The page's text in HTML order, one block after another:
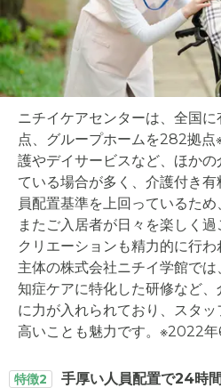
ニチイケアセンターは、全国
点、グループホームを282拠点
護やデイサービスなど、ほか
ている場合が多く、介護付き
員配置基準を上回っているため
またご入居者が日々を楽しく
クリエーションも精力的に行
主体の株式会社ニチイ学館で
知症ケアに特化した研修など
に力が入れられており、スタ
高いことも魅力です。※2022年
特徴2
手厚い人員配置で24時